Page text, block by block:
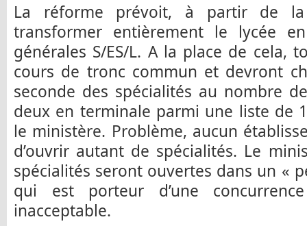
La réforme prévoit, à partir de la
transformer entièrement le lycée
générales S/ES/L. A la place de cela,
cours de tronc commun et devront
seconde des spécialités au nombre
deux en terminale parmi une liste de
le ministère. Problème, aucun
d’ouvrir autant de spécialités. Le
spécialités seront ouvertes dans un «
qui est porteur d’une
inacceptable.